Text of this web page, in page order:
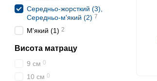
Середньо-жорсткий (3),
Середньо-м'який (2) 7
М'який (1) 2
Висота матрацу
9 см 0
10 см 0